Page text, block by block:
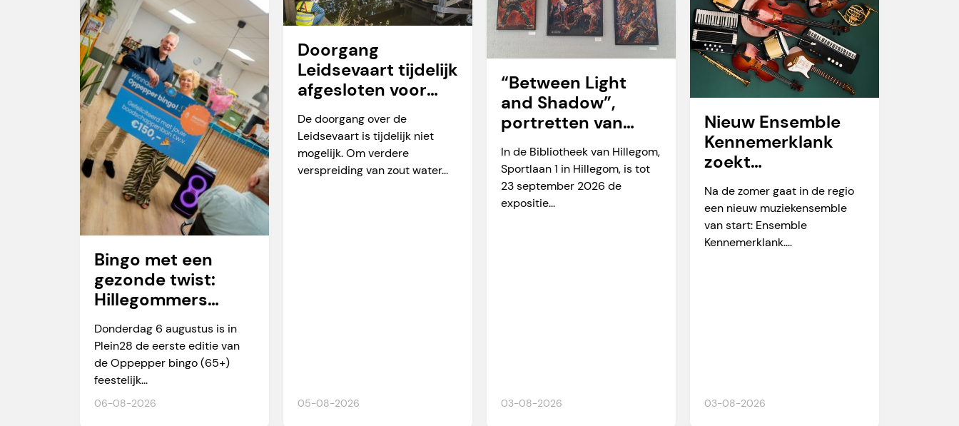
06-08-2026
Bingo met een
gezonde twist:
Hillegommers
winnen meer dan
alleen een prijs
Donderdag 6 augustus is in
Plein28 de eerste editie van
de Oppepper bingo (65+)
feestelijk...
05-08-2026
Doorgang
Leidsevaart tijdelijk
afgesloten voor
vaarverkeer
De doorgang over de
Leidsevaart is tijdelijk niet
mogelijk. Om verdere
verspreiding van zout water...
03-08-2026
“Between Light
and Shadow”,
portretten van
Martien Okkerse
In de Bibliotheek van Hillegom,
Sportlaan 1 in Hillegom, is tot
23 september 2026 de
expositie...
03-08-2026
Nieuw Ensemble
Kennemerklank
zoekt
amateurmuzikante
n
Na de zomer gaat in de regio
een nieuw muziekensemble
van start: Ensemble
Kennemerklank....